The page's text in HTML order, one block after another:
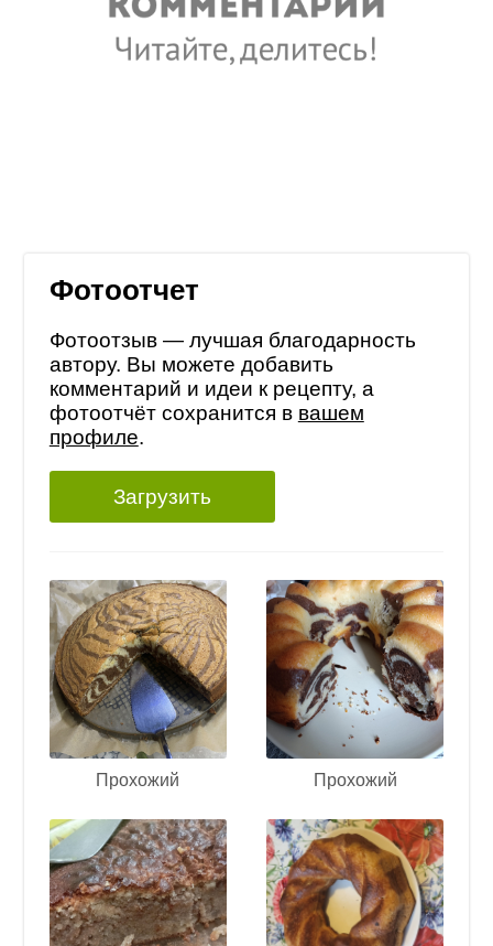
Фотоотчет
Фотоотзыв — лучшая благодарность
автору. Вы можете добавить
комментарий и идеи к рецепту, а
фотоотчёт сохранится в вашем
профиле.
Загрузить
Прохожий Прохожий